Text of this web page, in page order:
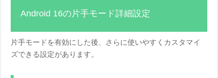
Android 16の片手モード詳細設定
片手モードを有効にした後、さらに使いやすくカスタマイ
ズできる設定があります。